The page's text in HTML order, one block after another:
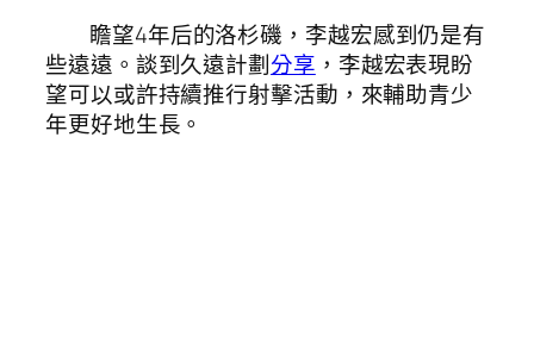
瞻望4年后的洛杉磯，李越宏感到仍是有
些遠遠。談到久遠計劃分享 ，李越宏表現盼
望可以或許持續推行射擊活動，來輔助青少
年更好地生長。